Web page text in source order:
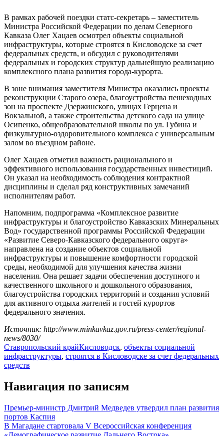
В рамках рабочей поездки статс-секретарь – заместитель
Министра Российской Федерации по делам Северного
Кавказа Олег Хацаев осмотрел объекты социальной
инфраструктуры, которые строятся в Кисловодске за счет
федеральных средств, и обсудил с руководителями
федеральных и городских структур дальнейшую реализацию
комплексного плана развития города-курорта.
В зоне внимания заместителя Министра оказались проекты
реконструкции Старого озера, благоустройства пешеходных
зон на проспекте Дзержинского, улицах Герцена и
Вокзальной, а также строительства детского сада на улице
Осипенко, общеобразовательной школы по ул. Губина и
физкультурно-оздоровительного комплекса с универсальным
залом во въездном районе.
Олег Хацаев отметил важность рационального и
эффективного использования государственных инвестиций.
Он указал на необходимость соблюдения контрактной
дисциплины и сделал ряд конструктивных замечаний
исполнителям работ.
Напомним, подпрограмма «Комплексное развитие
инфраструктуры и благоустройство Кавказских Минеральных
Вод» государственной программы Российской Федерации
«Развитие Северо-Кавказского федерального округа»
направлена на создание объектов социальной
инфраструктуры и повышение комфортности городской
среды, необходимой для улучшения качества жизни
населения. Она решает задачи обеспечения доступного и
качественного школьного и дошкольного образования,
благоустройства городских территорий и создания условий
для активного отдыха жителей и гостей курортов
федерального значения.
Источник: http://www.minkavkaz.gov.ru/press-center/regional-
news/8030/
Ставропольский крайКисловодск, объекты социальной
инфраструктуры, строятся в Кисловодске за счет федеральных
средств
Навигация по записям
Премьер-министр Дмитрий Медведев утвердил план развития
портов Каспия
В Магадане стартовала V Всероссийская конференция